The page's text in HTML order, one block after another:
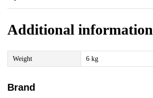
Additional information
Weight 6 kg
Brand